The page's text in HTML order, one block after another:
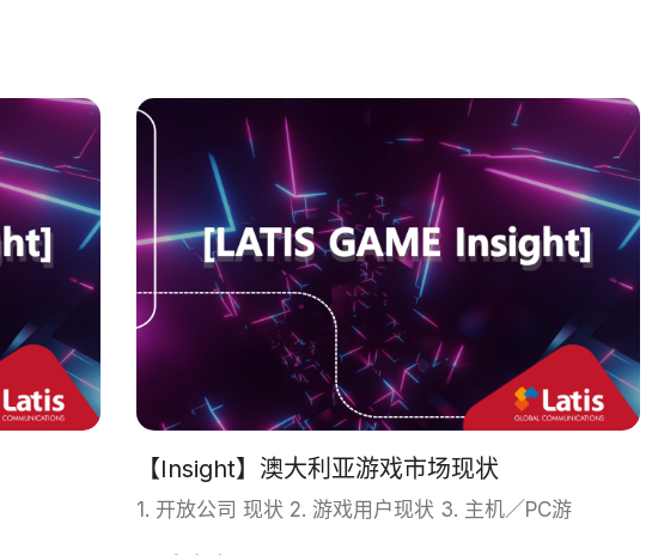
【Insight】澳大利亚游戏市场现状
1. 开放公司 现状 2. 游戏用户现状 3. 主机／PC游